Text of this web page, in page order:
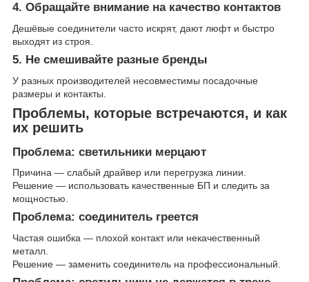
4. Обращайте внимание на качество контактов
Дешёвые соединители часто искрят, дают люфт и быстро
выходят из строя.
5. Не смешивайте разные бренды
У разных производителей несовместимы посадочные
размеры и контакты.
Проблемы, которые встречаются, и как
их решить
Проблема: светильники мерцают
Причина — слабый драйвер или перегрузка линии.
Решение — использовать качественные БП и следить за
мощностью.
Проблема: соединитель греется
Частая ошибка — плохой контакт или некачественный
металл.
Решение — заменить соединитель на профессиональный.